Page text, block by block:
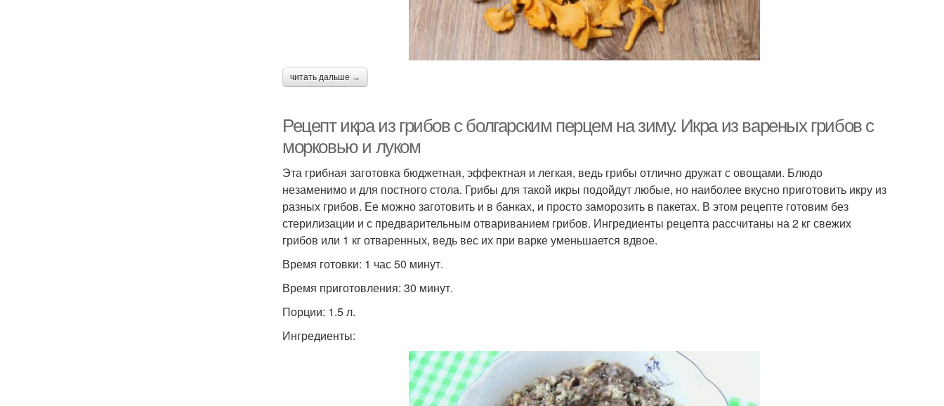
читать дальше →
Рецепт икра из грибов с болгарским перцем на зиму. Икра из вареных грибов с
морковью и луком
Эта грибная заготовка бюджетная, эффектная и легкая, ведь грибы отлично дружат с овощами. Блюдо
незаменимо и для постного стола. Грибы для такой икры подойдут любые, но наиболее вкусно приготовить икру из
разных грибов. Ее можно заготовить и в банках, и просто заморозить в пакетах. В этом рецепте готовим без
стерилизации и с предварительным отвариванием грибов. Ингредиенты рецепта рассчитаны на 2 кг свежих
грибов или 1 кг отваренных, ведь вес их при варке уменьшается вдвое.
Время готовки: 1 час 50 минут.
Время приготовления: 30 минут.
Порции: 1.5 л.
Ингредиенты: